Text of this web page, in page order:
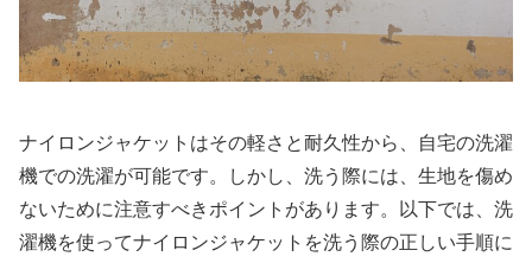
ナイロンジャケットはその軽さと耐久性から、自宅の洗濯
機での洗濯が可能です。しかし、洗う際には、生地を傷め
ないために注意すべきポイントがあります。以下では、洗
濯機を使ってナイロンジャケットを洗う際の正しい手順に